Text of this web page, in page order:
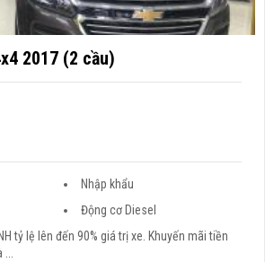
2017 (2 cầu)
Nhập khẩu
Động cơ Diesel
tỷ lệ lên đến 90% giá trị xe. Khuyến mãi tiền
...